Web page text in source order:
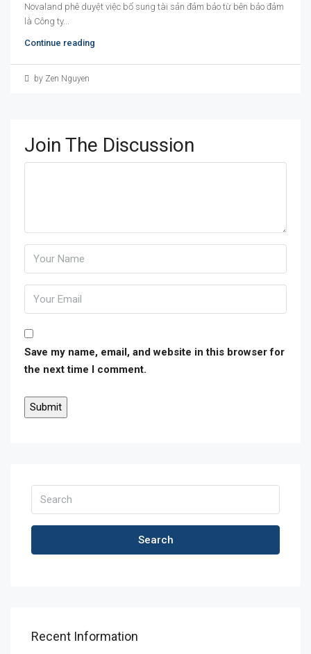
Novaland phê duyệt việc bổ sung tài sản đảm bảo từ bên bảo đảm
là Công ty...
Continue reading
by Zen Nguyen
Join The Discussion
Save my name, email, and website in this browser for
the next time I comment.
Search
Recent Information